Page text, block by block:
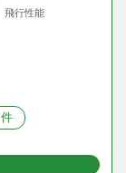
飛行性能
件